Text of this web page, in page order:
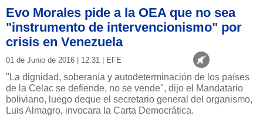
Evo Morales pide a la OEA que no sea
"instrumento de intervencionismo" por
crisis en Venezuela
01 de Junio de 2016 | 12:31 | EFE
"La dignidad, soberanía y autodeterminación de los países
de la Celac se defiende, no se vende", dijo el Mandatario
boliviano, luego deque el secretario general del organismo,
Luis Almagro, invocara la Carta Democrática.